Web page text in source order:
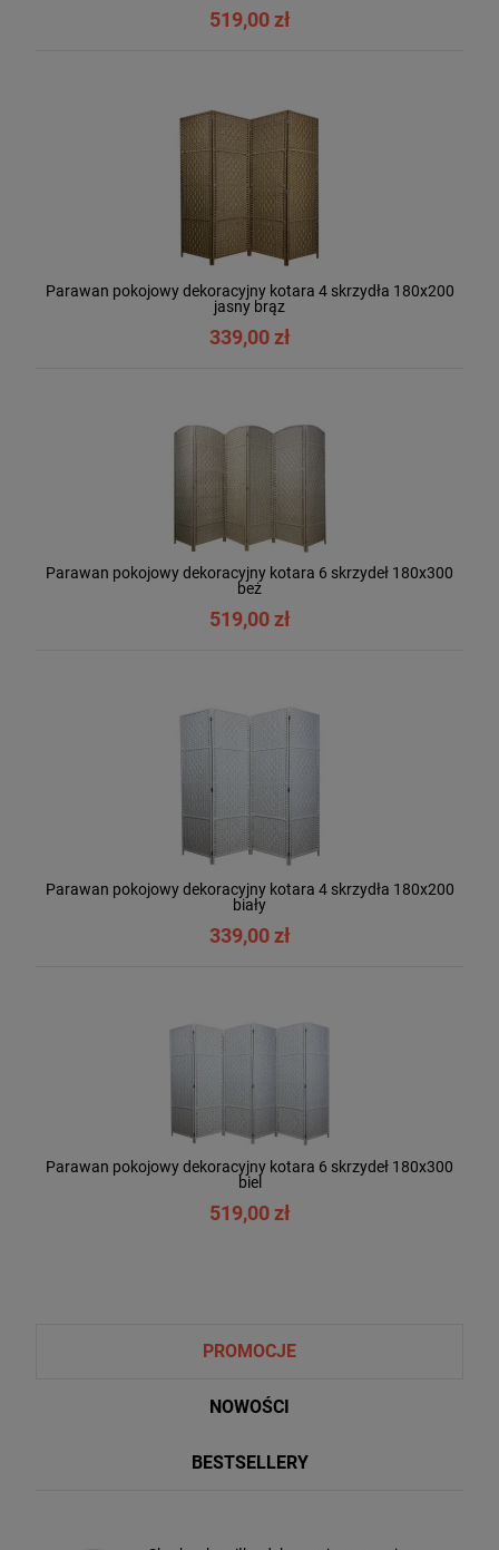
519,00 zł
Parawan pokojowy dekoracyjny kotara 4 skrzydła 180x200
jasny brąz
339,00 zł
Parawan pokojowy dekoracyjny kotara 6 skrzydeł 180x300
beż
519,00 zł
Parawan pokojowy dekoracyjny kotara 4 skrzydła 180x200
biały
339,00 zł
Parawan pokojowy dekoracyjny kotara 6 skrzydeł 180x300
biel
519,00 zł
PROMOCJE
NOWOŚCI
BESTSELLERY